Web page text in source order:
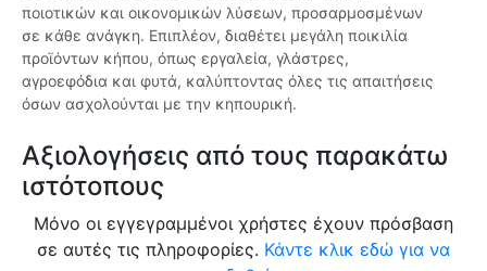
ποιοτικών και οικονομικών λύσεων, προσαρμοσμένων
σε κάθε ανάγκη. Επιπλέον, διαθέτει μεγάλη ποικιλία
προϊόντων κήπου, όπως εργαλεία, γλάστρες,
αγροεφόδια και φυτά, καλύπτοντας όλες τις απαιτήσεις
όσων ασχολούνται με την κηπουρική.
Αξιολογήσεις από τους παρακάτω
ιστότοπους
Μόνο οι εγγεγραμμένοι χρήστες έχουν πρόσβαση
σε αυτές τις πληροφορίες. Κάντε κλικ εδώ για να